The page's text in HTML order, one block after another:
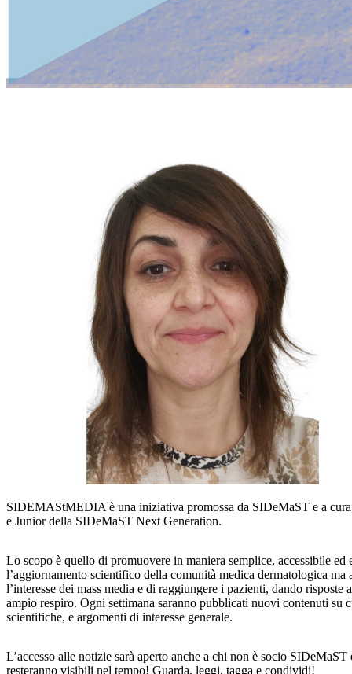
SIDEMAStMEDIA è una iniziativa promossa da SIDeMaST e a
e Junior della SIDeMaST Next Generation.
Lo scopo è quello di promuovere in maniera semplice, accessibile ed
l’aggiornamento scientifico della comunità medica dermatologica ma
l’interesse dei mass media e di raggiungere i pazienti, dando risposte
ampio respiro. Ogni settimana saranno pubblicati nuovi contenuti su
scientifiche, e argomenti di interesse generale.
L’accesso alle notizie sarà aperto anche a chi non è socio SIDeMaST
resteranno visibili nel tempo! Guarda, leggi, tagga e condividi!